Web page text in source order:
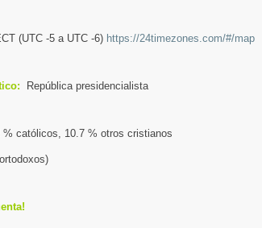
(UTC -5 a UTC -6) https://24timezones.com/#/map
República presidencialista
% católicos, 10.7 % otros cristianos